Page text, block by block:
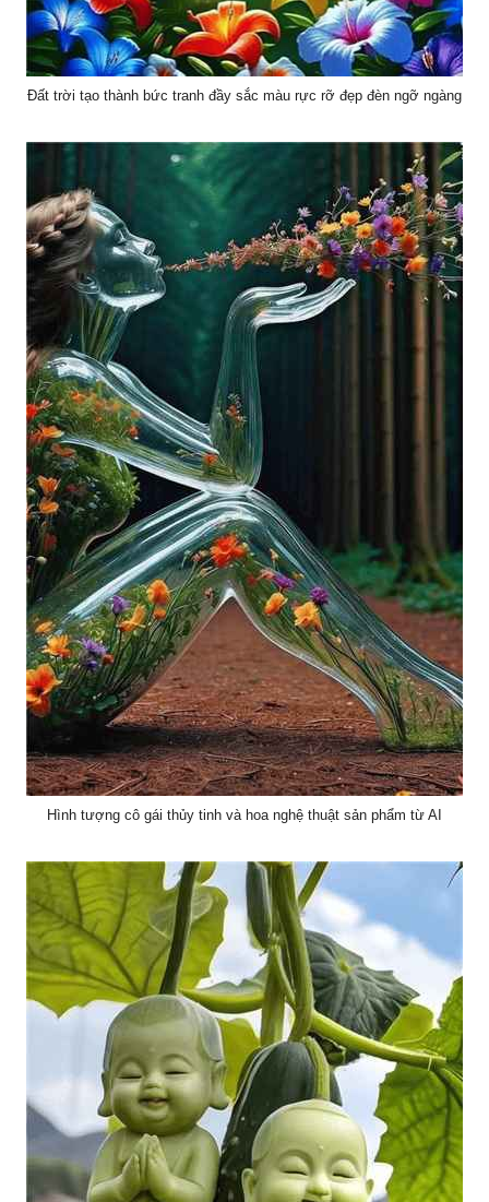
Đất trời tạo thành bức tranh đầy sắc màu rực rỡ đẹp đèn ngỡ ngàng
Hình tượng cô gái thủy tinh và hoa nghệ thuật sản phẩm từ AI